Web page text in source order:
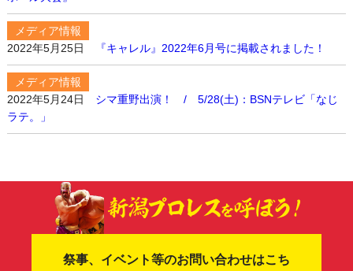
メディア情報
2022年5月25日
『キャレル』2022年6月号に掲載されました！
メディア情報
2022年5月24日 シマ重野出演！ / 5/28(土)：BSNテレビ「なじ
ラテ。」
祭事、イベント等のお問い合わせはこち